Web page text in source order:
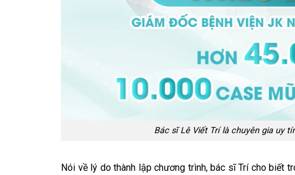
Bác sĩ Lê Viết Trí là chuyên gia uy
Nói về lý do thành lập chương trình, bác sĩ Trí cho biết